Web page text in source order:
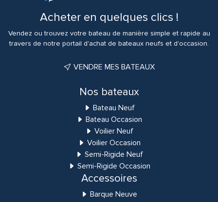
Acheter en quelques clics !
Vendez ou trouvez votre bateau de manière simple et rapide au
travers de notre portail d'achat de bateaux neufs et d'occasion.
VENDRE MES BATEAUX
Nos bateaux
Bateau Neuf
Bateau Occasion
Voilier Neuf
Voilier Occasion
Semi-Rigide Neuf
Semi-Rigide Occasion
Accessoires
Barque Neuve